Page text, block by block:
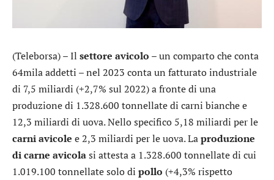
(Teleborsa) – Il settore avicolo – un comparto che conta
64mila addetti – nel 2023 conta un fatturato industriale
di 7,5 miliardi (+2,7% sul 2022) a fronte di una
produzione di 1.328.600 tonnellate di carni bianche e
12,3 miliardi di uova. Nello specifico 5,18 miliardi per le
carni avicole e 2,3 miliardi per le uova. Laproduzione
di carne avicolasi attesta a 1.328.600 tonnellate di cui
1.019.100 tonnellate solo di pollo (+4,3% rispetto